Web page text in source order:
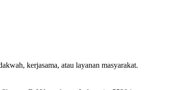
kerjasama, atau layanan masyarakat.